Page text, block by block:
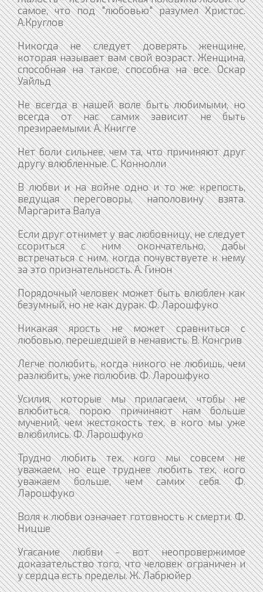
самое, что под "любовью" разумел Христос.
А.Круглов
Никогда не следует доверять женщине,
которая называет вам свой возраст. Женщина,
способная на такое, способна на все. Оскар
Уайльд
Не всегда в нашей воле быть любимыми, но
всегда от нас самих зависит не быть
презираемыми. А. Книгге
Нет боли сильнее, чем та, что причиняют друг
другу влюбленные. С. Коннолли
В любви и на войне одно и то же: крепость,
ведущая переговоры, наполовину взята.
Маргарита Валуа
Если друг отнимет у вас любовницу, не следует
ссориться с ним окончательно, дабы
встречаться с ним, когда почувствуете к нему
за это признательность. А. Гинон
Порядочный человек может быть влюблен как
безумный, но не как дурак. Ф. Ларошфуко
Никакая ярость не может сравниться с
любовью, перешедшей в ненависть. В. Конгрив
Легче полюбить, когда никого не любишь, чем
разлюбить, уже полюбив. Ф. Ларошфуко
Усилия, которые мы прилагаем, чтобы не
влюбиться, порою причиняют нам больше
мучений, чем жестокость тех, в кого мы уже
влюбились. Ф. Ларошфуко
Трудно любить тех, кого мы совсем не
уважаем, но еще труднее любить тех, кого
уважаем больше, чем самих себя. Ф.
Ларошфуко
Воля к любви означает готовность к смерти. Ф.
Ницше
Угасание любви - вот неопровержимое
доказательство того, что человек ограничен и
у сердца есть пределы. Ж. Лабрюйер